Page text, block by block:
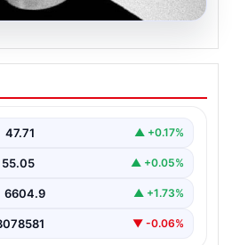
rapçi Yuşa
adli kontrol ile
47.71 ▲ +0.17%
55.05 ▲ +0.05%
6604.9 ▲ +1.73%
▼ -0.06%